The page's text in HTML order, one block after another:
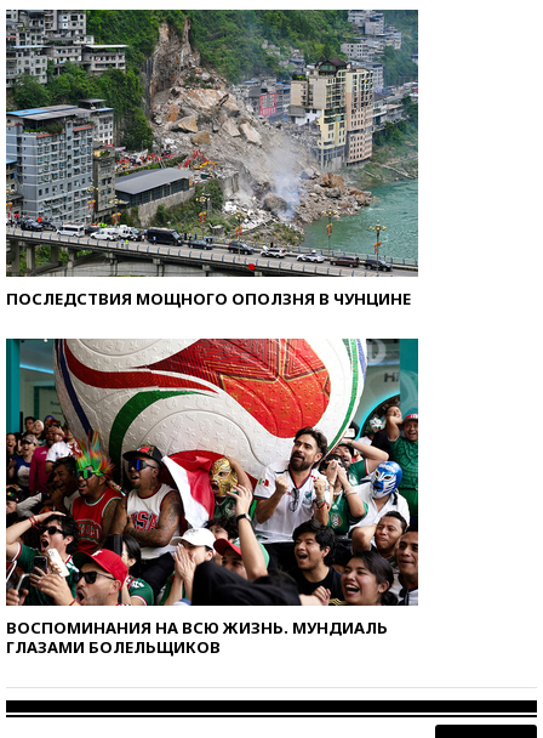
ПОСЛЕДСТВИЯ МОЩНОГО ОПОЛЗНЯ В ЧУНЦИНЕ
ВОСПОМИНАНИЯ НА ВСЮ ЖИЗНЬ. МУНДИАЛЬ
ГЛАЗАМИ БОЛЕЛЬЩИКОВ